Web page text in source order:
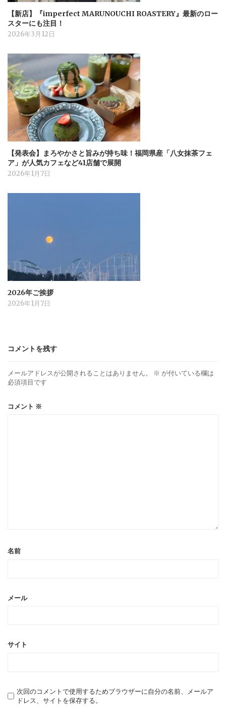
【新店】『imperfect MARUNOUCHI ROASTERY』最新のロー
スターにも注目！
2026年3月12日
【発表会】まろやかさと旨みが持ち味！福岡県産「八女抹茶フェ
ア」が人気カフェなど41店舗で展開
2026年1月7日
2026年ご挨拶
2026年1月7日
コメントを残す
メールアドレスが公開されることはありません。 ※ が付いている欄は
必須項目です
コメント ※
名前
メール
サイト
次回のコメントで使用するためブラウザーに自分の名前、メールア
ドレス、サイトを保存する。